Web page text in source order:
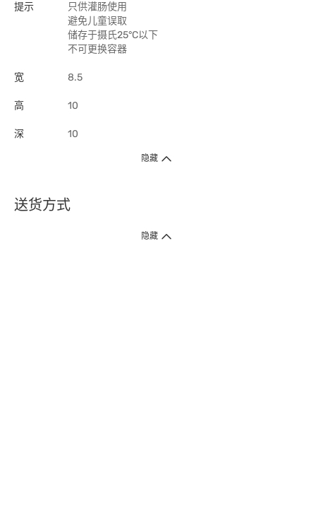
提示
只供灌肠使用
避免儿童误取
储存于摄氏25°C以下
不可更换容器
宽 8.5
高 10
深 10
隐藏
送货方式
1. 送货到府（受卫生署条例规管产品除外 ）
隐藏